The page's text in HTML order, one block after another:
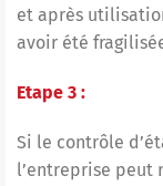
et après
avoir été
Etape 3 :
Si le contrôle
l’entreprise peut